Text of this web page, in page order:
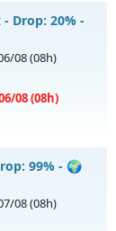
Miễn Phí
- Drop: 20% -
08(08h)
08(08h)
99% - 🌍
08(08h)